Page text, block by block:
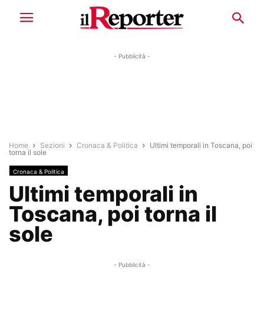
- Pubblicità -
Home Sezioni Cronaca & Politica
Ultimi temporali in Toscana, poi
torna il sole
Cronaca & Politica
Ultimi temporali in
Toscana, poi torna il
sole
- Pubblicità -